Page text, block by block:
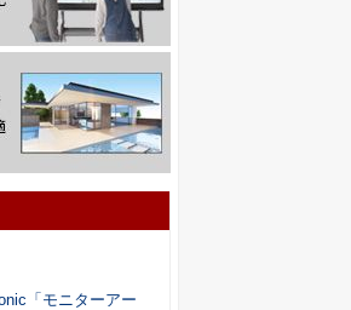
「モニターアー